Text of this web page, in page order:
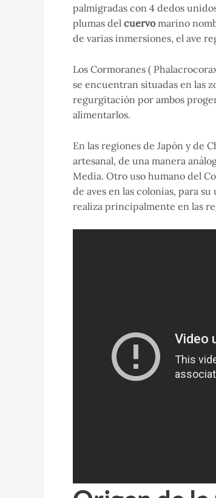
palmígradas con 4 dedos
plumas del cuervomarino
de varias inmersiones, el ave
Los Cormoranes (
se encuentran situadas en las
regurgitación por ambos
alimentarlos.
En las regiones de Japón y de
artesanal, de una manera
Media. Otro uso humano del
de aves en las colonias, para
realiza principalmente en las